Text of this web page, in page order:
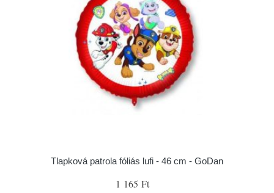
Tlapková patrola fóliás lufi - 46 cm - GoDan
1 165 Ft